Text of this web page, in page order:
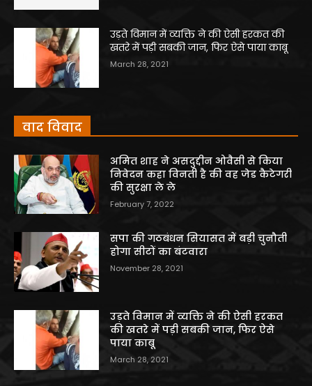
उड़ते विमान में व्यक्ति ने की ऐसी हरकत की
खतरे में पड़ी सबकी जान, फिर ऐसे पाया काबू
March 28, 2021
वाद विवाद
अमित शाह ने असदुद्दीन ओवैसी से किया
निवेदन कहा विनती है की वह जेड कैटेगरी
की सुरक्षा ले ले
February 7, 2022
सपा की गठबंधन सियासत में बड़ी चुनौती
होगा सीटों का बंटवारा
November 28, 2021
उड़ते विमान में व्यक्ति ने की ऐसी हरकत
की खतरे में पड़ी सबकी जान, फिर ऐसे
पाया काबू
March 28, 2021